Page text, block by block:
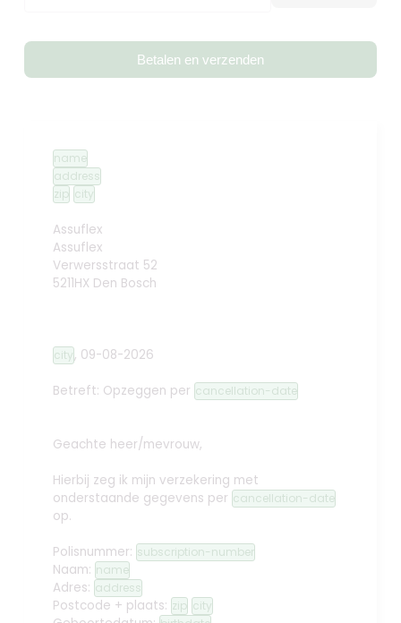
Betalen en verzenden
name
address
zip city
Assuflex
Assuflex
Verwersstraat 52
5211HX Den Bosch
city, 09-08-2026
Betreft: Opzeggen per cancellation-date
Geachte heer/mevrouw,
Hierbij zeg ik mijn verzekering met
onderstaande gegevens per cancellation-date
op.
Polisnummer: subscription-number
Naam: name
Adres: address
Postcode + plaats: zip city